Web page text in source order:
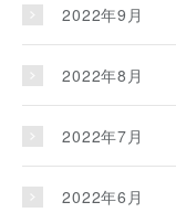
2022年9月
2022年8月
2022年7月
2022年6月